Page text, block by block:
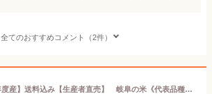
全てのおすすめコメント（2件）
新米【令和7年度産】送料込み【生産者直売】 岐阜の米《代表品種》ハツシモ100％ 白米5kg 精米【岐阜県GAP】